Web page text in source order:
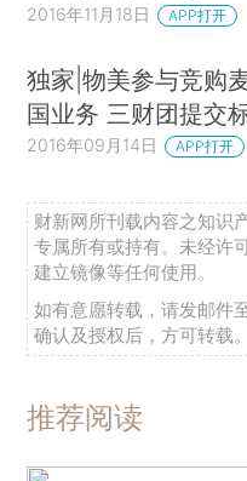
2016年11月18日 APP打开
独家|物美参与竞购
国业务 三财团提交
2016年09月14日 APP打开
财新网所刊载内容之知识
专属所有或持有。未经许
建立镜像等任何使用。
如有意愿转载，请发邮件
确认及授权后，方可转载。
推荐阅读